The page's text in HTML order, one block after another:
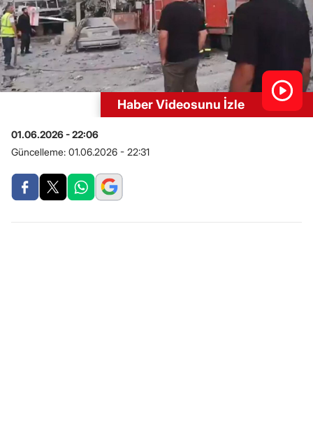
Haber Videosunu İzle
01.06.2026 - 22:06
Güncelleme: 01.06.2026 - 22:31